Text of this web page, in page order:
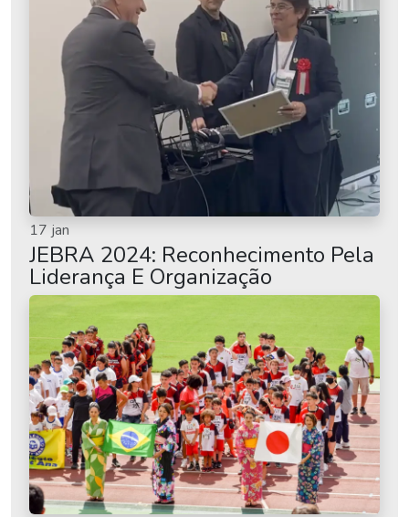
17 jan
JEBRA 2024: Reconhecimento Pela
Liderança E Organização